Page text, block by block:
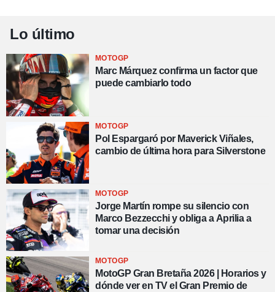
Lo último
MOTOGP
Marc Márquez confirma un factor que
puede cambiarlo todo
MOTOGP
Pol Espargaró por Maverick Viñales,
cambio de última hora para Silverstone
MOTOGP
Jorge Martín rompe su silencio con
Marco Bezzecchi y obliga a Aprilia a
tomar una decisión
MOTOGP
MotoGP Gran Bretaña 2026 | Horarios y
dónde ver en TV el Gran Premio de